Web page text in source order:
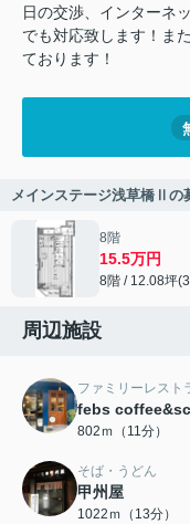
日の交渉、インターネ
でも対応致します！ま
ております！
メインステージ浅草橋Ⅱの
8階
15.5万円
8階 / 12.08坪
周辺施設
ファミリーレスト
febs
802ｍ（11分）
そば・うどん
甲州屋
1022ｍ（13分）